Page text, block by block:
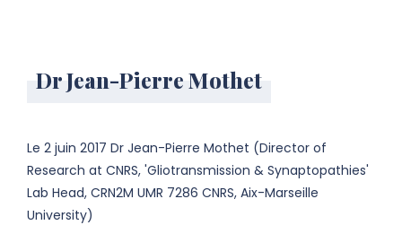
Dr Jean-Pierre Mothet
Le 2 juin 2017 Dr Jean-Pierre Mothet (Director of
Research at CNRS, 'Gliotransmission & Synaptopathies'
Lab Head, CRN2M UMR 7286 CNRS, Aix-Marseille
University)